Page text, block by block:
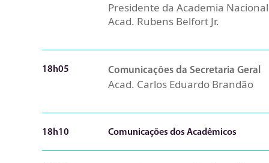
Presidente da Academia
Acad. Rubens Belfort Jr.
18h05 Comunicações da Secretaria Geral
Acad. Carlos Eduardo Brandão
18h10 Comunicações dos Acadêmicos